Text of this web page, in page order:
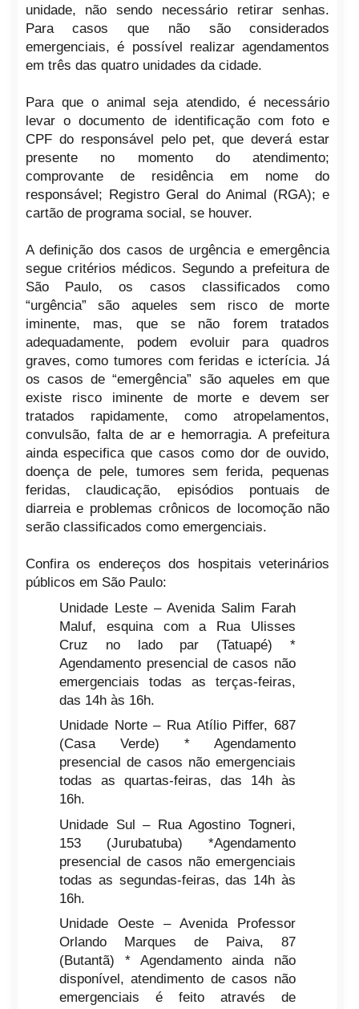
unidade, não sendo necessário retirar senhas.
Para casos que não são considerados
emergenciais, é possível realizar agendamentos
em três das quatro unidades da cidade.
Para que o animal seja atendido, é necessário
levar o documento de identificação com foto e
CPF do responsável pelo pet, que deverá estar
presente no momento do atendimento;
comprovante de residência em nome do
responsável; Registro Geral do Animal (RGA); e
cartão de programa social, se houver.
A definição dos casos de urgência e emergência
segue critérios médicos. Segundo a prefeitura de
São Paulo, os casos classificados como
“urgência” são aqueles sem risco de morte
iminente, mas, que se não forem tratados
adequadamente, podem evoluir para quadros
graves, como tumores com feridas e icterícia. Já
os casos de “emergência” são aqueles em que
existe risco iminente de morte e devem ser
tratados rapidamente, como atropelamentos,
convulsão, falta de ar e hemorragia. A prefeitura
ainda especifica que casos como dor de ouvido,
doença de pele, tumores sem ferida, pequenas
feridas, claudicação, episódios pontuais de
diarreia e problemas crônicos de locomoção não
serão classificados como emergenciais.
Confira os endereços dos hospitais veterinários
públicos em São Paulo:
Unidade Leste – Avenida Salim Farah
Maluf, esquina com a Rua Ulisses
Cruz no lado par (Tatuapé) *
Agendamento presencial de casos não
emergenciais todas as terças-feiras,
das 14h às 16h.
Unidade Norte – Rua Atílio Piffer, 687
(Casa Verde) * Agendamento
presencial de casos não emergenciais
todas as quartas-feiras, das 14h às
16h.
Unidade Sul – Rua Agostino Togneri,
153 (Jurubatuba) *Agendamento
presencial de casos não emergenciais
todas as segundas-feiras, das 14h às
16h.
Unidade Oeste – Avenida Professor
Orlando Marques de Paiva, 87
(Butantã) * Agendamento ainda não
disponível, atendimento de casos não
emergenciais é feito através de